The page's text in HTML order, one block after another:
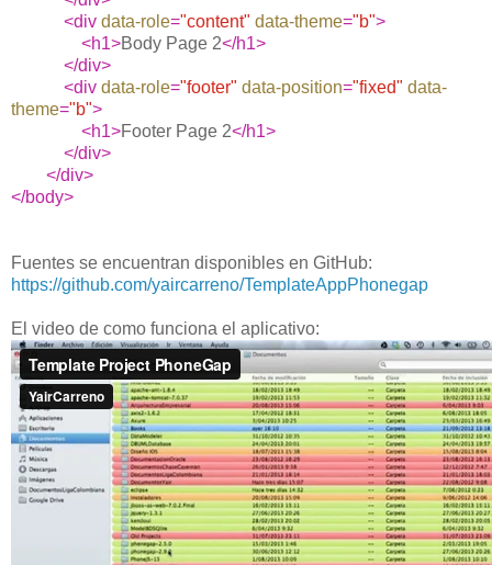
<div data-role="content" data-theme="b">
<h1>Body Page 2</h1>
</div>
<div data-role="footer" data-position="fixed" data-
theme="b">
<h1>Footer Page 2</h1>
</div>
</div>
</body>
Fuentes se encuentran disponibles en GitHub:
https://github.com/yaircarreno/TemplateAppPhonegap
El video de como funciona el aplicativo: